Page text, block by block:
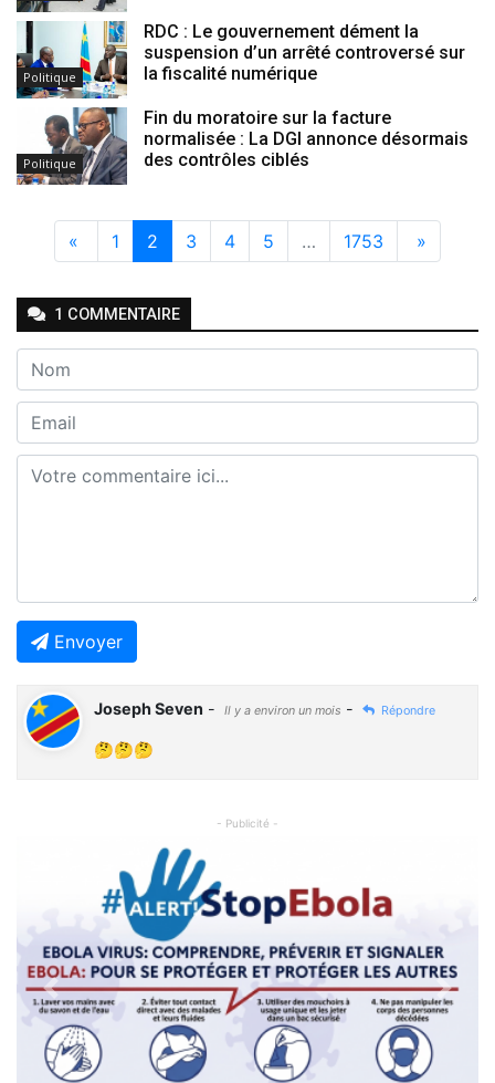
Politique
RDC : Le gouvernement dément la
suspension d’un arrêté controversé sur
la fiscalité numérique
Politique
Fin du moratoire sur la facture
normalisée : La DGI annonce désormais
des contrôles ciblés
« 1 2 3 4 5 … 1753 »
1 COMMENTAIRE
Envoyer
Joseph Seven - Il y a environ un mois - Répondre
🤔🤔🤔
- Publicité -
Previous Next